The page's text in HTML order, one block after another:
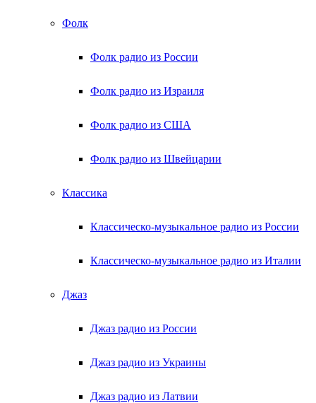
Фолк
Фолк радио из России
Фолк радио из Израиля
Фолк радио из США
Фолк радио из Швейцарии
Классика
Классическо-музыкальное радио из России
Классическо-музыкальное радио из Италии
Джаз
Джаз радио из России
Джаз радио из Украины
Джаз радио из Латвии